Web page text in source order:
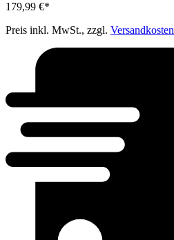
179,99 €*
Preis inkl. MwSt., zzgl. Versandkosten